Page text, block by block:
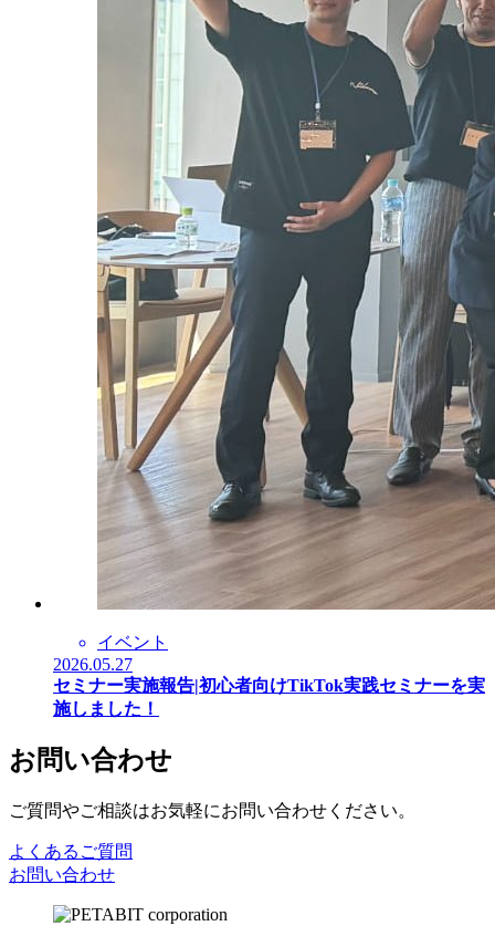
イベント
2026.05.27
セミナー実施報告|初心者向けTikTok実践セミナーを実
施しました！
お問い合わせ
ご質問やご相談はお気軽にお問い合わせください。
よくあるご質問
お問い合わせ